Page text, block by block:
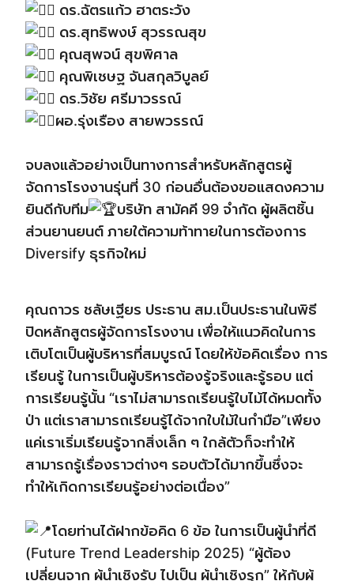
ดร.ฉัตรแก้ว ฮาตระวัง
ดร.สุทธิพงษ์ สุวรรณสุข
คุณสุพจน์ สุขพิศาล
คุณพิเชษฐ จันสกุลวิบูลย์
ดร.วิชัย ศรีมาวรรณ์
ผอ.รุ่งเรือง สายพวรรณ์
จบลงแล้วอย่างเป็นทางการสำหรับหลักสูตรผู้
จัดการโรงงานรุ่นที่ 30 ก่อนอื่นต้องขอแสดงความ
ยินดีกับทีม
บริษัท สามัคคี 99 จำกัด ผู้ผลิตชิ้น
ส่วนยานยนต์ ภายใต้ความท้าทายในการต้องการ
Diversify ธุรกิจใหม่
คุณถาวร ชลัษเฐียร ประธาน สม.เป็นประธานในพิธี
ปิดหลักสูตรผู้จัดการโรงงาน เพื่อให้แนวคิดในการ
เติบโตเป็นผู้บริหารที่สมบูรณ์ โดยให้ข้อคิดเรื่อง การ
เรียนรู้ ในการเป็นผู้บริหารต้องรู้จริงและรู้รอบ แต่
การเรียนรู้นั้น “เราไม่สามารถเรียนรู้ใบไม้ได้หมดทั้ง
ป่า แต่เราสามารถเรียนรู้ได้จากใบใม้ในกำมือ”เพียง
แค่เราเริ่มเรียนรู้จากสิ่งเล็ก ๆ ใกล้ตัวก็จะทำให้
สามารถรู้เรื่องราวต่างๆ รอบตัวได้มากขึ้นซึ่งจะ
ทำให้เกิดการเรียนรู้อย่างต่อเนื่อง”
โดยท่านได้ฝากข้อคิด 6 ข้อ ในการเป็นผู้นำที่ดี
(Future Trend Leadership 2025) “ผู้ต้อง
เปลี่ยนจาก ผู้นำเชิงรับ ไปเป็น ผู้นำเชิงรุก” ให้กับผู้